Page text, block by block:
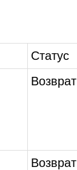
Статус
Возврат
Возврат